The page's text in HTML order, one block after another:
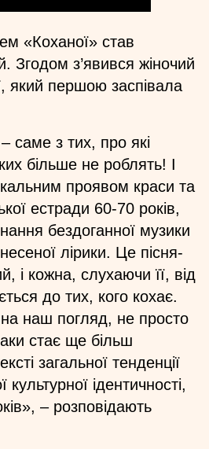
«Коханої» став
Згодом з’явився жіночий
який першою заспівала
саме з тих, про які
більше не роблять! І
проявом краси та
естради 60-70 років,
бездоганної музики
лірики. Це пісня-
і кожна, слухаючи її, від
до тих, кого кохає.
на наш погляд, не просто
стає ще більш
загальної тенденції
ідентичності,
– розповідають